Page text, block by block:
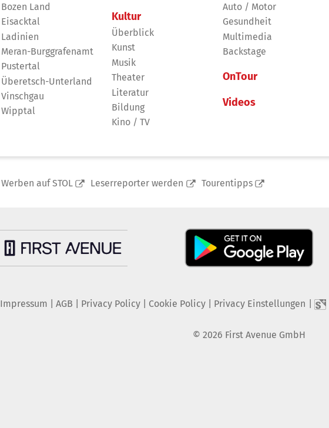
Bozen Land
Eisacktal
Ladinien
Meran-Burggrafenamt
Pustertal
Überetsch-Unterland
Vinschgau
Wipptal
Kultur
Überblick
Kunst
Musik
Theater
Literatur
Bildung
Kino / TV
Auto / Motor
Gesundheit
Multimedia
Backstage
OnTour
Videos
Werben auf STOL Leserreporter werden Tourentipps
Impressum AGB Privacy Policy| Cookie Policy| Privacy Einstellungen
© 2026 First Avenue GmbH